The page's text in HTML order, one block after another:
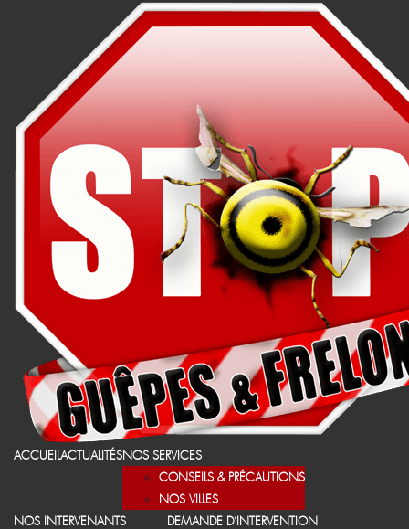
ACCUEILACTUALITÉSNOS SERVICES
CONSEILS & PRÉCAUTIONS
NOS VILLES
NOS INTERVENANTS
DEMANDE D’INTERVENTION